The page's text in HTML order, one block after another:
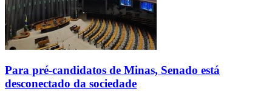
Para pré-candidatos de Minas, Senado está
desconectado da sociedade